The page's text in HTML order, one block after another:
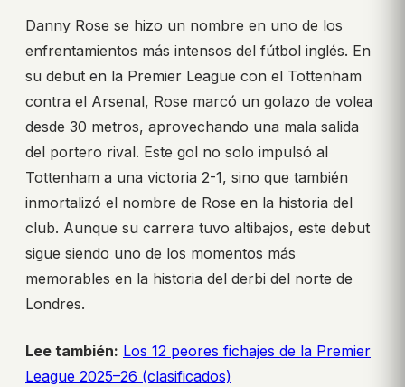
Danny Rose se hizo un nombre en uno de los
enfrentamientos más intensos del fútbol inglés. En
su debut en la Premier League con el Tottenham
contra el Arsenal, Rose marcó un golazo de volea
desde 30 metros, aprovechando una mala salida
del portero rival. Este gol no solo impulsó al
Tottenham a una victoria 2-1, sino que también
inmortalizó el nombre de Rose en la historia del
club. Aunque su carrera tuvo altibajos, este debut
sigue siendo uno de los momentos más
memorables en la historia del derbi del norte de
Londres.
Lee también: Los 12 peores fichajes de la Premier
League 2025–26 (clasificados)